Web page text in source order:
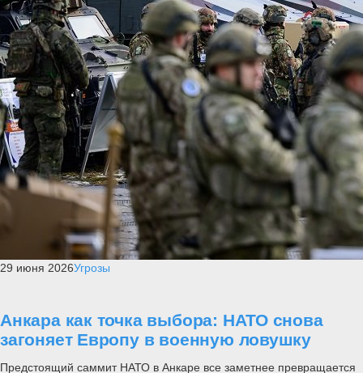
29 июня 2026Угрозы
Анкара как точка выбора: НАТО снова
загоняет Европу в военную ловушку
Предстоящий саммит НАТО в Анкаре все заметнее превращается